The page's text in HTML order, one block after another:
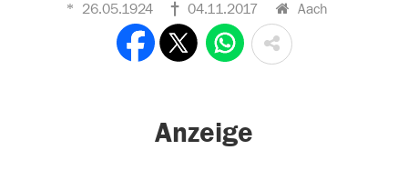
26.05.1924 04.11.2017 Aach
Anzeige